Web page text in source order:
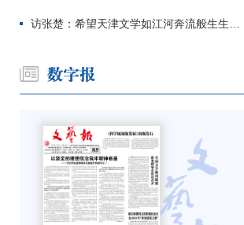
访张楚：希望天津文学如江河奔流般生生不息